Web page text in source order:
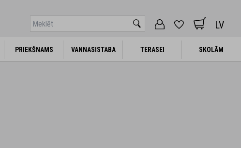
LV
PRIEKŠNAMS VANNASISTABA TERASEI SKOLĀM
PRIEKŠNAMS VANNASISTABA TERASEI SKOLĀM